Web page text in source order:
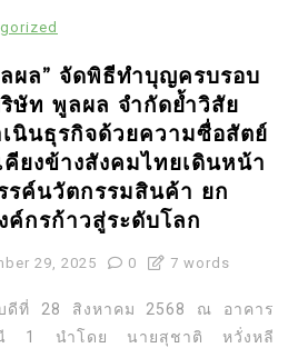
ผล” จัดพิธีทำบุญครบรอบ
ษัท พูลผล จำกัดย้ำวิสัย
นินธุรกิจด้วยความซื่อสัตย์
คียงข้างสังคมไทยเดินหน้า
รค์นวัตกรรมสินค้า ยก
ค์กรก้าวสู่ระดับโลก
29, 2025 0 7 words
ดีที่ 28 สิงหาคม 2568 ณ อาคาร
นี 1 นำโดย นายสุชาติ หวั่งหลี